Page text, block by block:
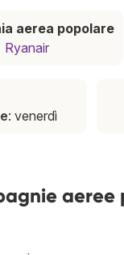
aerea popolare
Ryanair
: venerdì